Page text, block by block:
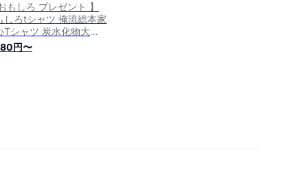
もしろ プレゼント 】
しろtシャツ 俺流総本家
Tシャツ 炭水化物大好
【ダイエット メッセー
ャツ ジョーク グッズ
円〜